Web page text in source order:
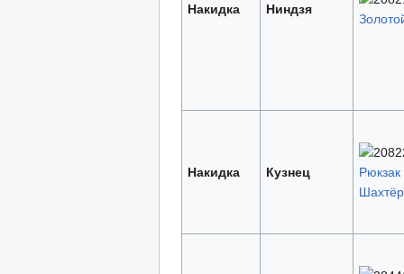
Накидка Ниндзя
Накидка Кузнец
Рюкзак